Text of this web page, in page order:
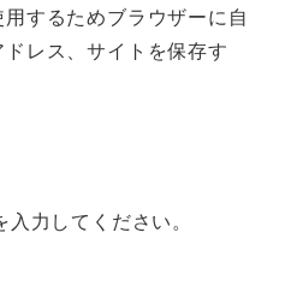
するためブラウザーに自
レス、サイトを保存す
力してください。